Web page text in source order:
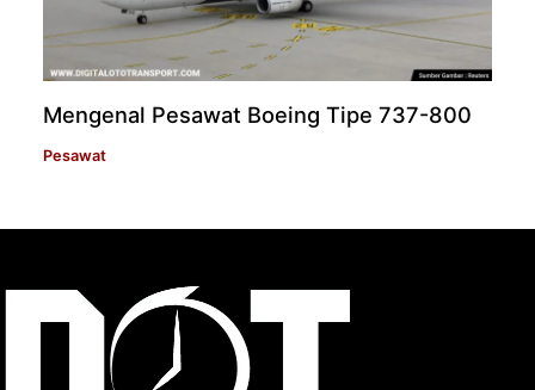
Mengenal Pesawat Boeing Tipe 737-800
Pesawat